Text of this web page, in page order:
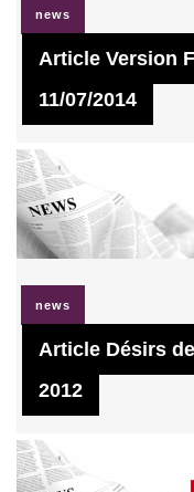
news
Article Version
11/07/2014
news
Article Désirs
2012